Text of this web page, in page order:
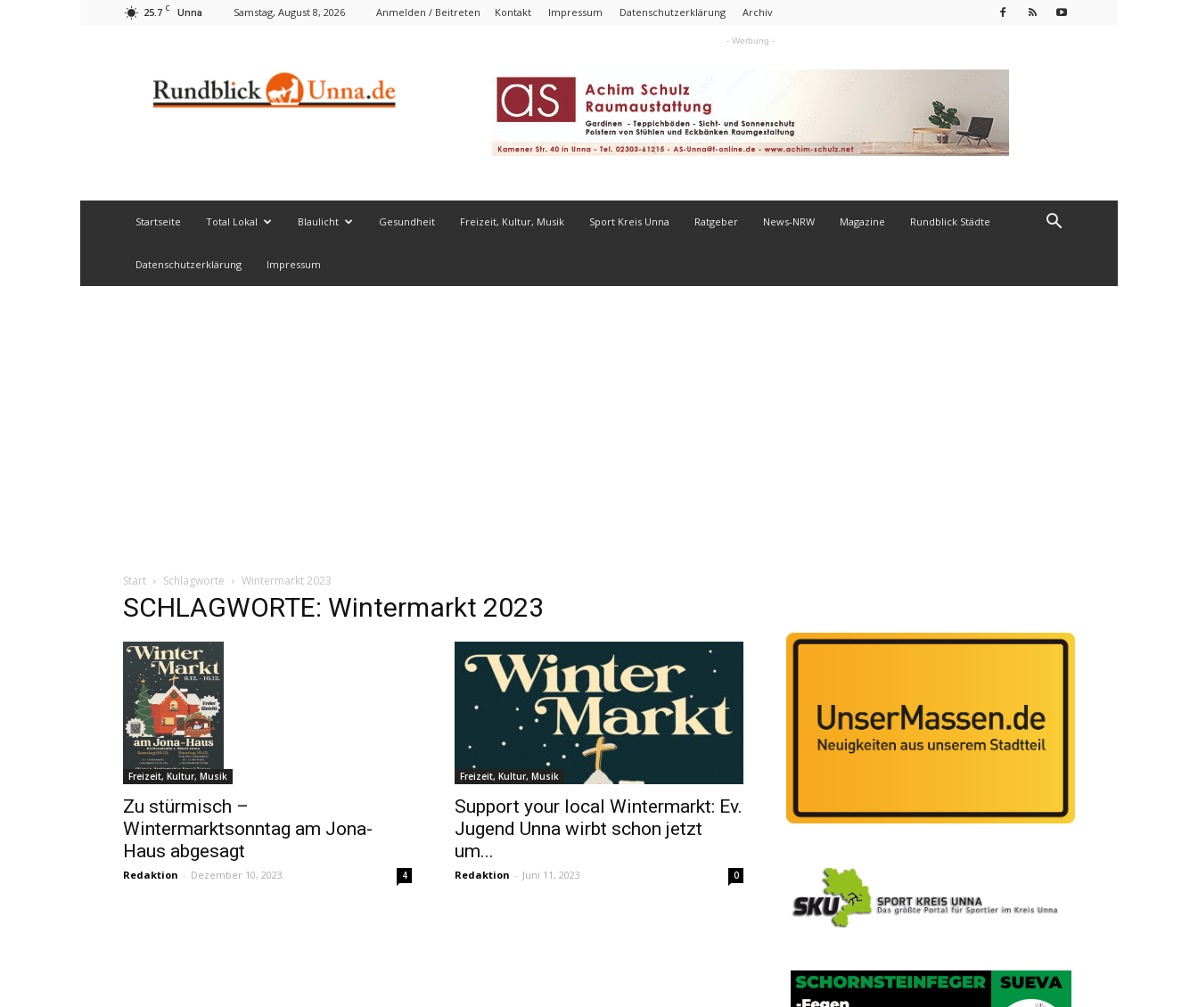
25.7 C Unna Samstag, August 8, 2026 Anmelden / Beitreten Kontakt Impressum Datenschutzerklärung Archiv
- Werbung -
Startseite Total Lokal Blaulicht Gesundheit Freizeit, Kultur, Musik Sport Kreis Unna Ratgeber News-NRW Magazine Rundblick Städte
Datenschutzerklärung Impressum
Start Schlagworte Wintermarkt 2023
SCHLAGWORTE: Wintermarkt 2023
Freizeit, Kultur, Musik
Zu stürmisch –
Wintermarktsonntag am Jona-
Haus abgesagt
Redaktion - Dezember 10, 2023 4
Freizeit, Kultur, Musik
Support your local Wintermarkt: Ev.
Jugend Unna wirbt schon jetzt
um...
Redaktion - Juni 11, 2023 0